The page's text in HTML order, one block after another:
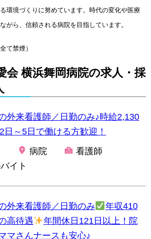
環境づくりに努めています。時代の変化や医療
がら、信頼される病院を目指しています。
て禁煙）
会 横浜舞岡病院の求人・採
外来看護師／日勤のみ♪時給2,130
日～5日で働ける方歓迎！
病院
看護師
イト
外来看護師／日勤のみ
年収410
高待遇
年間休日121日以上！院
マさんナースも安心♪